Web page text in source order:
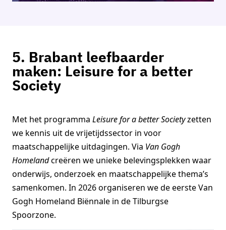
5. Brabant leefbaarder
maken: Leisure for a better
Society
Met het programma Leisure for a better Societyzetten
we kennis uit de vrijetijdssector in voor
maatschappelijke uitdagingen. Via Van Gogh
Homelandcreëren we unieke belevingsplekken waar
onderwijs, onderzoek en maatschappelijke thema’s
samenkomen. In 2026 organiseren we de eerste Van
Gogh Homeland Biënnale in de Tilburgse
Spoorzone.